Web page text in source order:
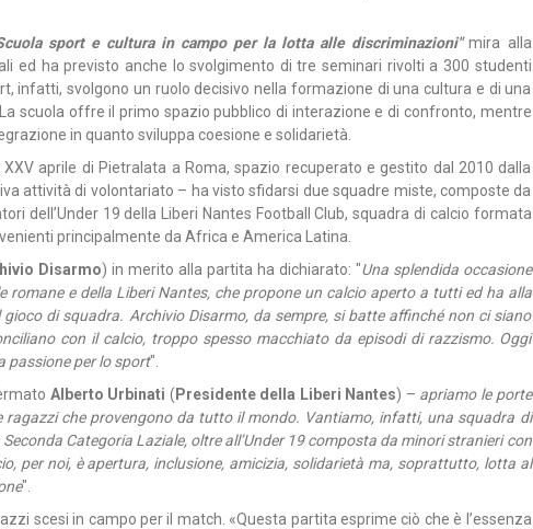
Scuola sport e cultura in campo per la lotta alle discriminazioni"mira alla
ed ha previsto anche lo svolgimento di tre seminari rivolti a 300 studenti
infatti, svolgono un ruolo decisivo nella formazione di una cultura e di una
scuola offre il primo spazio pubblico di interazione e di confronto, mentre
in quanto sviluppa coesione e solidarietà.
aprile di Pietralata a Roma, spazio recuperato e gestito dal 2010 dalla
attività di volontariato – ha visto sfidarsi due squadre miste, composte da
dell’Under 19 della Liberi Nantes Football Club, squadra di calcio formata
principalmente da Africa e America Latina.
Disarmo) in merito alla partita ha dichiarato: "Una splendida occasione
romane e della Liberi Nantes, che propone un calcio aperto a tutti ed ha alla
gioco di squadra. Archivio Disarmo, da sempre, si batte affinché non ci siano
con il calcio, troppo spesso macchiato da episodi di razzismo. Oggi
passione per lo sport".
Alberto Urbinati ( Presidente della Liberi Nantes) – apriamo le porte
che provengono da tutto il mondo. Vantiamo, infatti, una squadra di
Categoria Laziale, oltre all’Under 19 composta da minori stranieri con
per noi, è apertura, inclusione, amicizia, solidarietà ma, soprattutto, lotta al
".
scesi in campo per il match. «Questa partita esprime ciò che è l’essenza